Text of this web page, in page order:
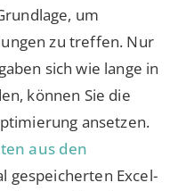
um
zu treffen. Nur
sich wie lange in
können Sie die
ansetzen.
aus den
gespeicherten Excel-